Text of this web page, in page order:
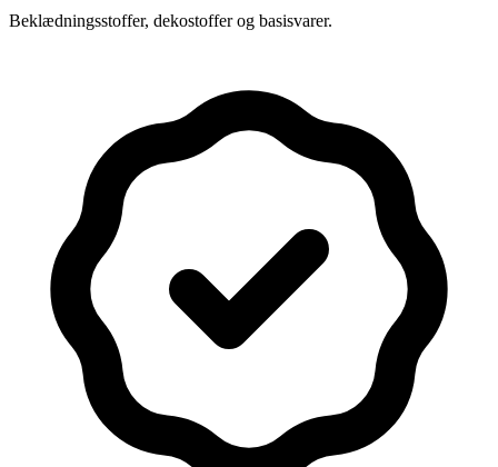
Beklædningsstoffer, dekostoffer og basisvarer.